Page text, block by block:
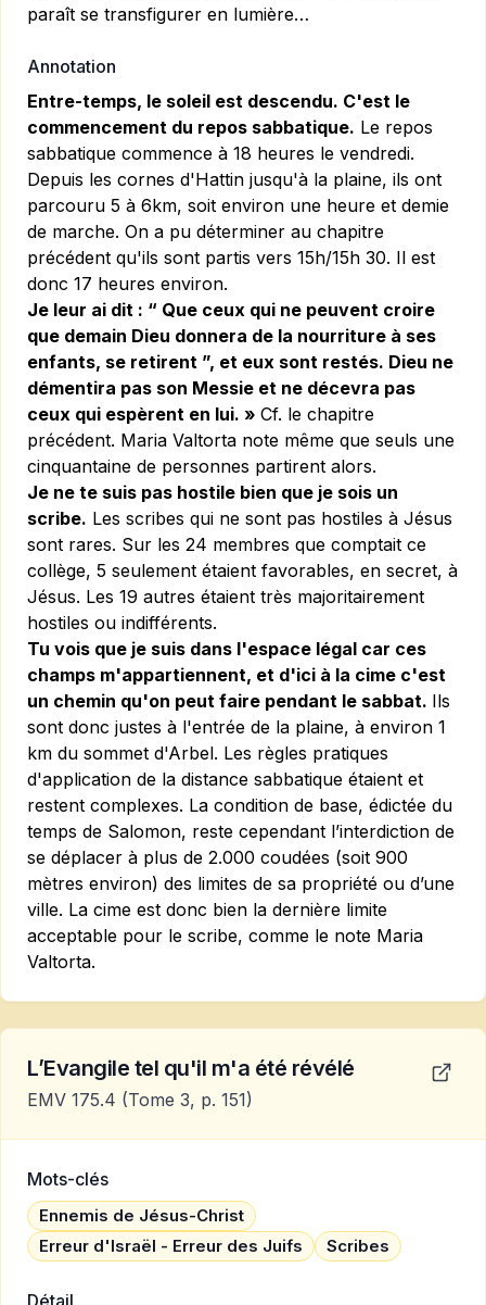
paraît se transfigurer en lumière…
Annotation
Entre-temps, le soleil est descendu. C'est le
commencement du repos sabbatique. Le repos
sabbatique commence à 18 heures le vendredi.
Depuis les cornes d'Hattin jusqu'à la plaine, ils ont
parcouru 5 à 6km, soit environ une heure et demie
de marche. On a pu déterminer au chapitre
précédent qu'ils sont partis vers 15h/15h 30. Il est
donc 17 heures environ.
Je leur ai dit : “ Que ceux qui ne peuvent croire
que demain Dieu donnera de la nourriture à ses
enfants, se retirent ”, et eux sont restés. Dieu ne
démentira pas son Messie et ne décevra pas
ceux qui espèrent en lui. » Cf. le chapitre
précédent. Maria Valtorta note même que seuls une
cinquantaine de personnes partirent alors.
Je ne te suis pas hostile bien que je sois un
scribe. Les scribes qui ne sont pas hostiles à Jésus
sont rares. Sur les 24 membres que comptait ce
collège, 5 seulement étaient favorables, en secret, à
Jésus. Les 19 autres étaient très majoritairement
hostiles ou indifférents.
Tu vois que je suis dans l'espace légal car ces
champs m'appartiennent, et d'ici à la cime c'est
un chemin qu'on peut faire pendant le sabbat. Ils
sont donc justes à l'entrée de la plaine, à environ 1
km du sommet d'Arbel. Les règles pratiques
d'application de la distance sabbatique étaient et
restent complexes. La condition de base, édictée du
temps de Salomon, reste cependant l’interdiction de
se déplacer à plus de 2.000 coudées (soit 900
mètres environ) des limites de sa propriété ou d’une
ville. La cime est donc bien la dernière limite
acceptable pour le scribe, comme le note Maria
Valtorta.
L’Evangile tel qu'il m'a été révélé
EMV 175.4 (Tome 3, p. 151)
Mots-clés
Ennemis de Jésus-Christ
Erreur d'Israël - Erreur des Juifs
Scribes
Détail